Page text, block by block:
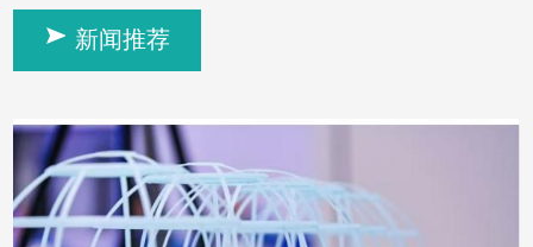
新闻推荐